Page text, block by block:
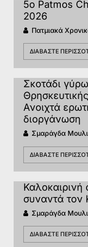
5o Patmos
2026
Πατμιακά
ΔΙΑΒΆΣΤΕ
Σκοτάδι
Ανοιχτά
διοργάνωση
Σμαράγδα
ΔΙΑΒΆΣΤΕ
συναντά τον
Σμαράγδα
ΔΙΑΒΆΣΤΕ